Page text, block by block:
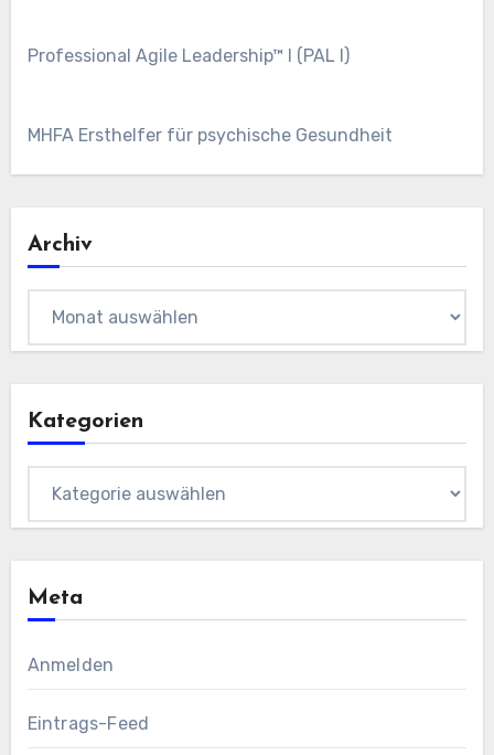
Professional Agile Leadership™ I (PAL I)
MHFA Ersthelfer für psychische Gesundheit
Archiv
Kategorien
Meta
Anmelden
Eintrags-Feed